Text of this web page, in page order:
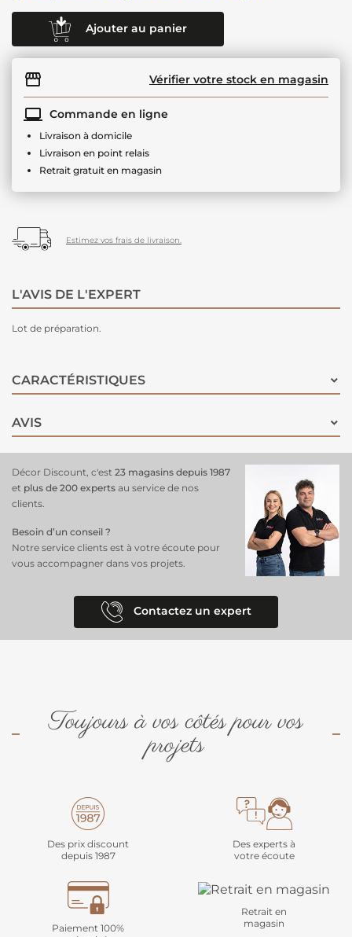
Ajouter au panier
Vérifier votre stock en magasin
Commande en ligne
Livraison à domicile
Livraison en point relais
Retrait gratuit en magasin
Estimez vos frais de livraison.
L'AVIS DE L'EXPERT
Lot de préparation.
CARACTÉRISTIQUES
AVIS
Décor Discount, c'est 23 magasins depuis 1987
et plus de 200 experts au service de nos
clients.
Besoin d’un conseil ?
Notre service clients est à votre écoute pour
vous accompagner dans vos projets.
Contactez un expert
Toujours à vos côtés pour vos
projets
Des prix discount
depuis 1987
Des experts à
votre écoute
Paiement 100%
Retrait en
magasin